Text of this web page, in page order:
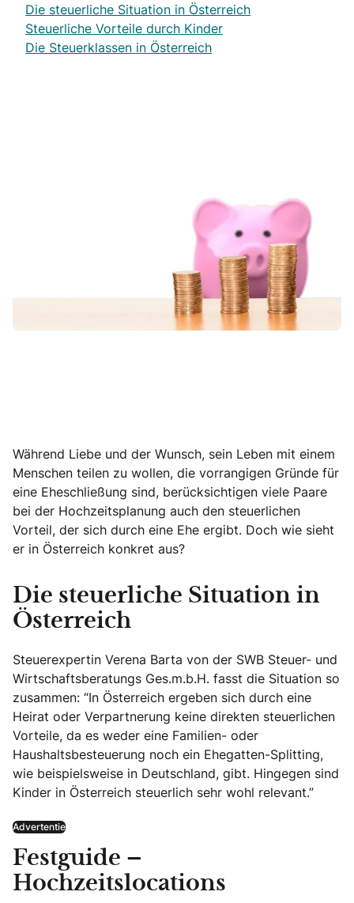
Die steuerliche Situation in Österreich
Steuerliche Vorteile durch Kinder
Die Steuerklassen in Österreich
Während Liebe und der Wunsch, sein Leben mit einem
Menschen teilen zu wollen, die vorrangigen Gründe für
eine Eheschließung sind, berücksichtigen viele Paare
bei der Hochzeitsplanung auch den steuerlichen
Vorteil, der sich durch eine Ehe ergibt. Doch wie sieht
er in Österreich konkret aus?
Die steuerliche Situation in
Österreich
Steuerexpertin Verena Barta von der SWB Steuer- und
Wirtschaftsberatungs Ges.m.b.H. fasst die Situation so
zusammen: “In Österreich ergeben sich durch eine
Heirat oder Verpartnerung keine direkten steuerlichen
Vorteile, da es weder eine Familien- oder
Haushaltsbesteuerung noch ein Ehegatten-Splitting,
wie beispielsweise in Deutschland, gibt. Hingegen sind
Kinder in Österreich steuerlich sehr wohl relevant.”
Advertentie
Festguide –
Hochzeitslocations